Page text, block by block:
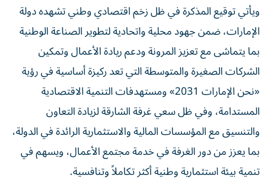
ويأتي توقيع المذكرة في ظل زخم اقتصادي وطني تشهده دولة
الإمارات، ضمن جهود محلية واتحادية لتطوير الصناعة الوطنية
بما يتماشى مع تعزيز المرونة ودعم ريادة الأعمال وتمكين
الشركات الصغيرة والمتوسطة التي تعد ركيزة أساسية في رؤية
«نحن الإمارات 2031» ومستهدفات التنمية الاقتصادية
المستدامة، وفي ظل سعي غرفة الشارقة لزيادة التعاون
والتنسيق مع المؤسسات المالية والاستثمارية الرائدة في الدولة،
بما يعزز من دور الغرفة في خدمة مجتمع الأعمال، ويسهم في
تنمية بيئة استثمارية وطنية أكثر تكاملاً وتنافسية.